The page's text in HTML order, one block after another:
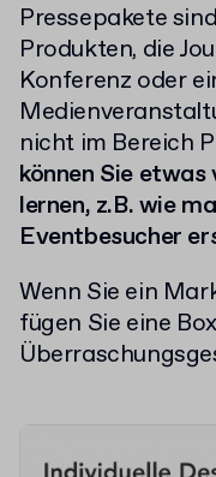
Pressepakete
Produkten, die
Konferenz oder
nicht im Bereich
können Sie
lernen, z.B. wie
Eventbesucher
Wenn Sie ein
fügen Sie eine